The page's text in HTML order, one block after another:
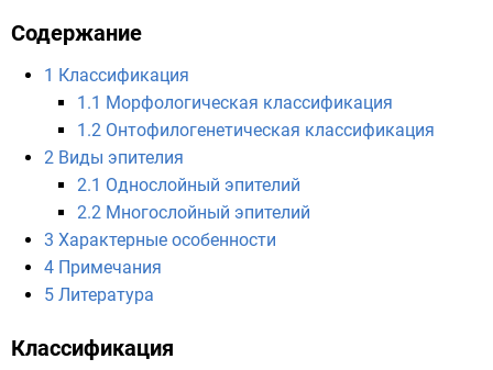
Содержание
1 Классификация
1.1 Морфологическая классификация
1.2 Онтофилогенетическая классификация
2 Виды эпителия
2.1 Однослойный эпителий
2.2 Многослойный эпителий
3 Характерные особенности
4 Примечания
5 Литература
Классификация